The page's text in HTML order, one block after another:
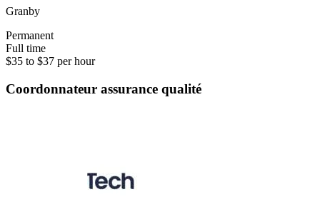
Granby
Permanent
Full time
$35 to $37 per hour
Coordonnateur assurance qualité